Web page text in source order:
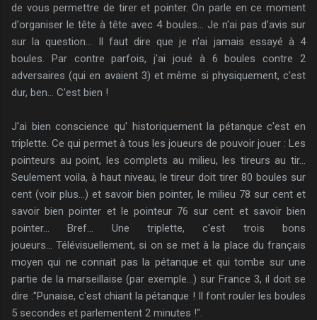
de vous permettre de tirer et pointer. On parle en ce moment
d'organiser le tête à tête avec 4 boules... Je n'ai pas d'avis sur
sur la question... Il faut dire que je n'ai jamais essayé à 4
boules. Par contre parfois, j'ai joué à 6 boules contre 2
adversaires (qui en avaient 3) et même si physiquement, c'est
dur, ben... C'est bien !
J'ai bien conscience qu' historiquement la pétanque c'est en
triplette. Ce qui permet à tous les joueurs de pouvoir jouer : Les
pointeurs au point, les complets au milieu, les tireurs au tir...
Seulement voila, à haut niveau, le tireur doit tirer 80 boules sur
cent (voir plus...) et savoir bien pointer, le milieu 78 sur cent et
savoir bien pointer et le pointeur 76 sur cent et savoir bien
pointer... Bref... Une triplette, c'est trois bons
joueurs... Télévisuellement, si on se met à la place du français
moyen qui ne connait pas la pétanque et qui tombe sur une
partie de la marseillaise (par exemple...) sur France 3, il doit se
dire :"Punaise, c'est chiant la pétanque ! Il font rouler les boules
5 secondes et parlementent 2 minutes !".